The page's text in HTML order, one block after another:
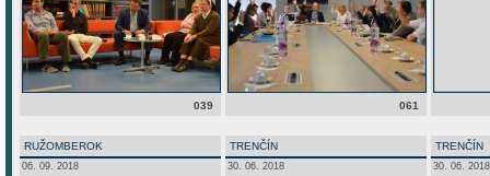
039 061
RUŽOMBEROK
06. 09. 2018
TRENČÍN
30. 06. 2018
TRENČÍN
30. 06. 2018